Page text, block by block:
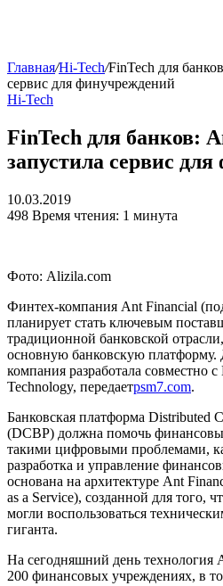
Главная/Hi-Tech/FinTech для
сервис для финучреждений
Hi-Tech
FinTech для банков:
запустила сервис
10.03.2019
498 Время чтения: 1 минута
Фото: Alizila.com
Финтех-компания Ant Financial
планирует стать ключевым
традиционной банковской
основную банковскую
компания разработала совместно
Technology, передаетpsm7.com.
Банковская платформа Distributed
(DCBP) должна помочь
такими цифровыми проблемами,
разработка и управление
основана на архитектуре Ant
as a Service), созданной для того,
могли воспользоваться
гиганта.
На сегодняшний день технология
200 финансовых учреждениях, в